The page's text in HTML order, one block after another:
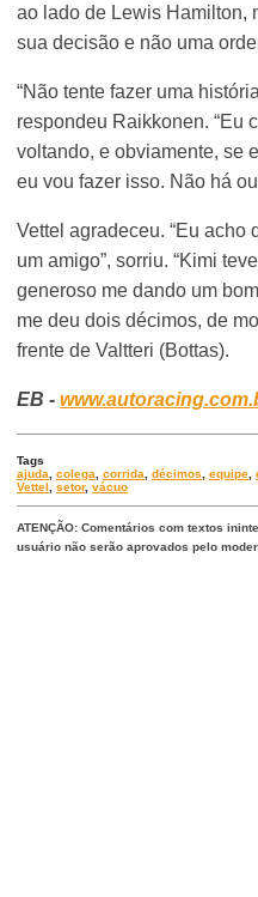
ao lado de Lewis Hamilton,
sua decisão e não uma
“Não tente fazer uma
respondeu Raikkonen. “Eu
voltando, e obviamente, se
eu vou fazer isso. Não há
Vettel agradeceu. “Eu acho
um amigo”, sorriu. “Kimi
generoso me dando um
me deu dois décimos, de
frente de Valtteri (Bottas).
EB -
Tags
ajuda
,colega ,corrida ,décimos ,equipe ,
Vettel
,setor,vácuo
ATENÇÃO: Comentários com textos
usuário não serão aprovados pelo